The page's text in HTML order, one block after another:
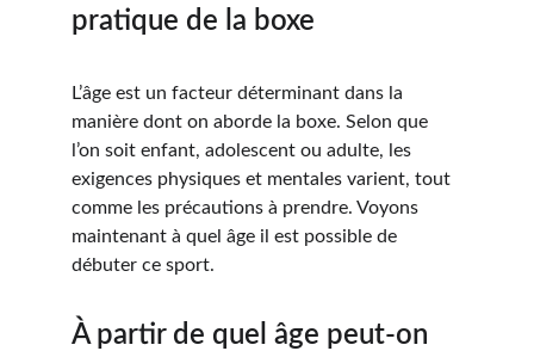
pratique de la boxe
L’âge est un facteur déterminant dans la
manière dont on aborde la boxe. Selon que
l’on soit enfant, adolescent ou adulte, les
exigences physiques et mentales varient, tout
comme les précautions à prendre. Voyons
maintenant à quel âge il est possible de
débuter ce sport.
À partir de quel âge peut-on